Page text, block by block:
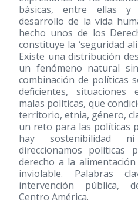
básicas, entre ellas y
desarrollo de la vida
hecho unos de los
constituye la ‘seguridad
Existe una distribución
un fenómeno natural
combinación de políticas
deficientes, situaciones
malas políticas, que
territorio, etnia, género,
un reto para las políticas
hay sostenibilidad
direccionamos políticas
derecho a la
inviolable. Palabras
intervención pública,
Centro América.